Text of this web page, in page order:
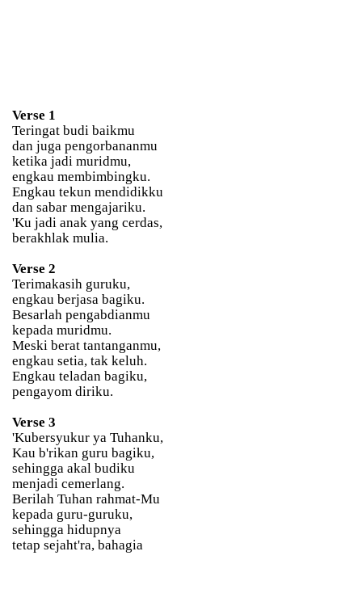
Verse 1
Teringat budi baikmu
dan juga pengorbananmu
ketika jadi muridmu,
engkau membimbingku.
Engkau tekun mendidikku
dan sabar mengajariku.
'Ku jadi anak yang cerdas,
berakhlak mulia.
Verse 2
Terimakasih guruku,
engkau berjasa bagiku.
Besarlah pengabdianmu
kepada muridmu.
Meski berat tantanganmu,
engkau setia, tak keluh.
Engkau teladan bagiku,
pengayom diriku.
Verse 3
'Kubersyukur ya Tuhanku,
Kau b'rikan guru bagiku,
sehingga akal budiku
menjadi cemerlang.
Berilah Tuhan rahmat-Mu
kepada guru-guruku,
sehingga hidupnya
tetap sejaht'ra, bahagia